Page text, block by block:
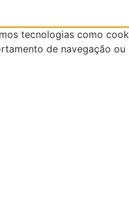
tecnologias como
de navegação